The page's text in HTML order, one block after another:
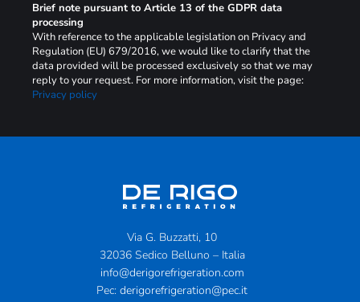
Brief note pursuant to Article 13 of the GDPR data
processing
With reference to the applicable legislation on Privacy and
Regulation (EU) 679/2016, we would like to clarify that the
data provided will be processed exclusively so that we may
reply to your request. For more information, visit the page:
Privacy policy
Via G. Buzzatti, 10
32036 Sedico Belluno – Italia
info@derigorefrigeration.com
Pec: derigorefrigeration@pec.it